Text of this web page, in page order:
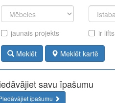
jaunais projekts ir lifts
Meklēt Meklēt kartē
savu īpašumu
īpašumu